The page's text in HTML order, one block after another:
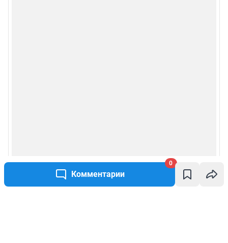
Комментарии
0